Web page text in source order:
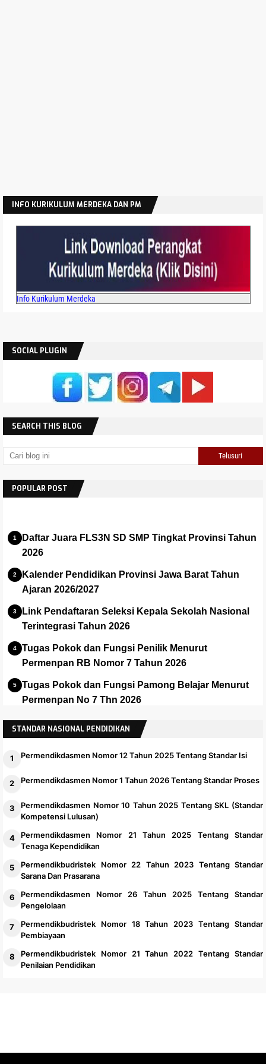
INFO KURIKULUM MERDEKA DAN PM
Info Kurikulum Merdeka
SOCIAL PLUGIN
SEARCH THIS BLOG
POPULAR POST
Daftar Juara FLS3N SD SMP Tingkat Provinsi Tahun
2026
Kalender Pendidikan Provinsi Jawa Barat Tahun
Ajaran 2026/2027
Link Pendaftaran Seleksi Kepala Sekolah Nasional
Terintegrasi Tahun 2026
Tugas Pokok dan Fungsi Penilik Menurut
Permenpan RB Nomor 7 Tahun 2026
Tugas Pokok dan Fungsi Pamong Belajar Menurut
Permenpan No 7 Thn 2026
Panduan dan Installer Apalikasi e-Rapor SMA Versi
2025.1
STANDAR NASIONAL PENDIDIKAN
Permendikdasmen Nomor 12 Tahun 2025 Tentang Standar Isi
Permendikdasmen Nomor 1 Tahun 2026 Tentang Standar Proses
Permendikdasmen Nomor 10 Tahun 2025 Tentang SKL (Standar
Kompetensi Lulusan)
Permendikdasmen Nomor 21 Tahun 2025 Tentang Standar
Tenaga Kependidikan
Permendikbudristek Nomor 22 Tahun 2023 Tentang Standar
Sarana Dan Prasarana
Permendikdasmen Nomor 26 Tahun 2025 Tentang Standar
Pengelolaan
Permendikbudristek Nomor 18 Tahun 2023 Tentang Standar
Pembiayaan
Permendikbudristek Nomor 21 Tahun 2022 Tentang Standar
Penilaian Pendidikan